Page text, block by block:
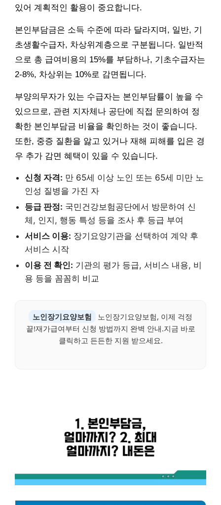
있어 계획적인 활용이 중요합니다.
본인부담금은 소득 수준에 따라 달라지며, 일반, 기
초생활수급자, 차상위계층으로 구분됩니다. 일반적
으로 총 급여비용의 15%를 부담하나, 기초수급자는
2-8%, 차상위는 10%로 감면됩니다.
부양의무자가 있는 수급자는 본인부담률이 높을 수
있으므로, 관련 지자체나 공단에 직접 문의하여 정
확한 본인부담금 비율을 확인하는 것이 좋습니다.
또한, 중증 질환을 앓고 있거나 재해 피해를 입은 경
우 추가 감면 혜택이 있을 수 있습니다.
신청 자격: 만 65세 이상 노인 또는 65세 미만 노
인성 질병을 가진 자
등급 판정: 국민건강보험공단에서 방문하여 신
체, 인지, 행동 특성 등을 조사 후 등급 부여
서비스 이용: 장기요양기관을 선택하여 계약 후
서비스 시작
이용 전 확인: 기관의 평가 등급, 서비스 내용, 비
용 등을 꼼꼼히 비교
노인장기요양보험
노인장기요양보험, 이제 걱정
끝!재가급여부터 신청 방법까지 완벽 안내.지금 바로
클릭하고 든든한 지원 받으세요.